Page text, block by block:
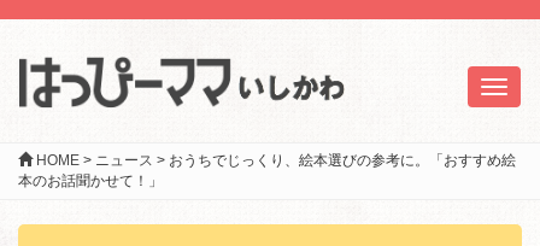
HOME > ニュース > おうちでじっくり、絵本選びの参考に。「おすすめ絵
本のお話聞かせて！」